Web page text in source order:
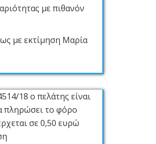
με πιθανόν
με εκτίμηση Μαρία
18 ο πελάτης είναι
πληρώσει το φόρο
σε 0,50 ευρώ